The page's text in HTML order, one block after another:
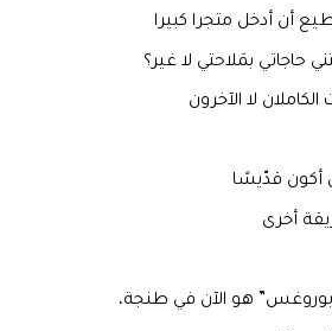
أن أدخل متجرا كبيرا
حاجاتي بمَلاحتي لا غير؟
لا الآخرون
قدّيسًا
أخرى
هو الآن في طنجة،